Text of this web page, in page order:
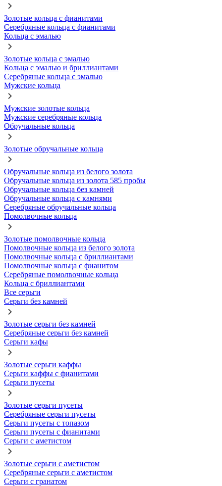
Золотые кольца с фианитами
Серебряные кольца с фианитами
Кольца с эмалью
Золотые кольца с эмалью
Кольца с эмалью и бриллиантами
Серебряные кольца с эмалью
Мужские кольца
Мужские золотые кольца
Мужские серебряные кольца
Обручальные кольца
Золотые обручальные кольца
Обручальные кольца из белого золота
Обручальные кольца из золота 585 пробы
Обручальные кольца без камней
Обручальные кольца с камнями
Серебряные обручальные кольца
Помолвочные кольца
Золотые помолвочные кольца
Помолвочные кольца из белого золота
Помолвочные кольца с бриллиантами
Помолвочные кольца с фианитом
Серебряные помолвочные кольца
Кольца с бриллиантами
Все серьги
Серьги без камней
Золотые серьги без камней
Серебряные серьги без камней
Серьги кафы
Золотые серьги каффы
Серьги каффы с фианитами
Серьги пусеты
Золотые серьги пусеты
Серебряные серьги пусеты
Серьги пусеты с топазом
Серьги пусеты с фианитами
Серьги с аметистом
Золотые серьги с аметистом
Серебряные серьги с аметистом
Серьги с гранатом